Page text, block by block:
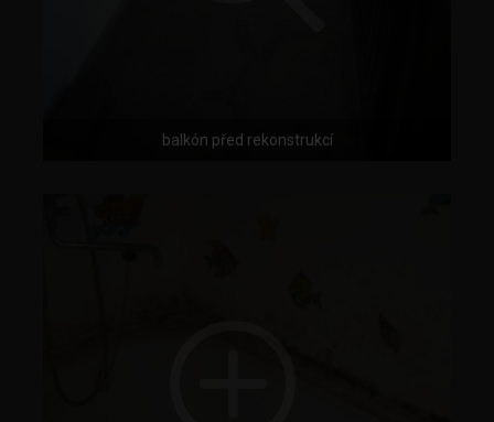
balkón před rekonstrukcí